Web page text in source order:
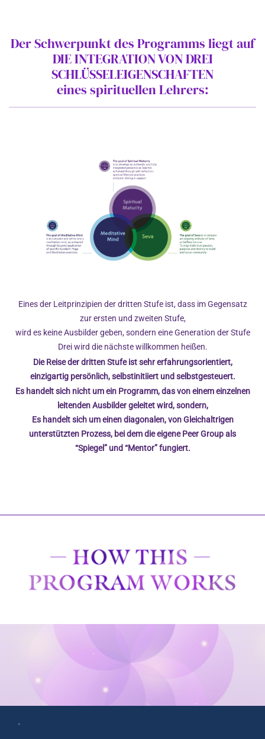
Der Schwerpunkt des Programms liegt auf
DIE INTEGRATION VON DREI
SCHLÜSSELEIGENSCHAFTEN
eines spirituellen Lehrers:
Eines der Leitprinzipien der dritten Stufe ist, dass im Gegensatz
zur ersten und zweiten Stufe,
wird es keine Ausbilder geben, sondern eine Generation der Stufe
Drei wird die nächste willkommen heißen.
Die Reise der dritten Stufe ist sehr erfahrungsorientiert,
einzigartig persönlich, selbstinitiiert und selbstgesteuert.
Es handelt sich nicht um ein Programm, das von einem einzelnen
leitenden Ausbilder geleitet wird, sondern,
Es handelt sich um einen diagonalen, von Gleichaltrigen
unterstützten Prozess, bei dem die eigene Peer Group als
“Spiegel” und “Mentor” fungiert.